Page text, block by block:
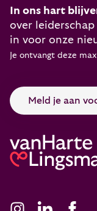
In ons hart
over
in voor onze
Je ontvangt deze
Meld je aan